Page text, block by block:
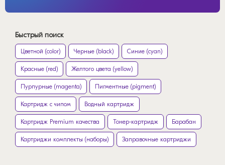
Быстрый поиск
Цветной (color) Черные (black) Синие (cyan)
Красные (red) Желтого цвета (yellow)
Пурпурные (magenta) Пигментные (pigment)
Картридж с чипом Водный картридж
Картридж Premium качества Тонер-картридж Барабан
Картриджи комплекты (наборы) Заправочные картриджи